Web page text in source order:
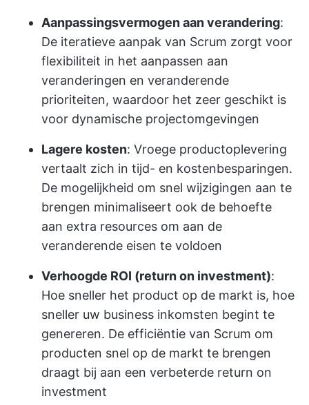
Aanpassingsvermogen aan verandering:
De iteratieve aanpak van Scrum zorgt voor
flexibiliteit in het aanpassen aan
veranderingen en veranderende
prioriteiten, waardoor het zeer geschikt is
voor dynamische projectomgevingen
Lagere kosten: Vroege productoplevering
vertaalt zich in tijd- en kostenbesparingen.
De mogelijkheid om snel wijzigingen aan te
brengen minimaliseert ook de behoefte
aan extra resources om aan de
veranderende eisen te voldoen
Verhoogde ROI (return on investment):
Hoe sneller het product op de markt is, hoe
sneller uw business inkomsten begint te
genereren. De efficiëntie van Scrum om
producten snel op de markt te brengen
draagt bij aan een verbeterde return on
investment